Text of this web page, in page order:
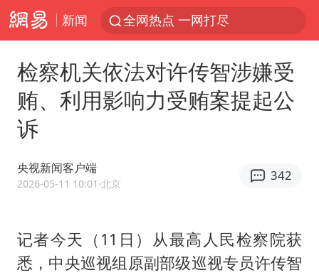
新闻 全网热点 一网打尽
检察机关依法对许传智涉嫌受
贿、利用影响力受贿案提起公
诉
央视新闻客户端
2026-05-11 10:01 ·北京
342
记者今天（11日）从最高人民检察院获
悉，中央巡视组原副部级巡视专员许传智